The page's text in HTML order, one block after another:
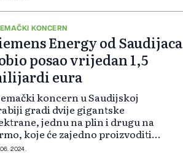
"Želimo učestvovati u
KONCERN
Energy od Saudijaca
posao vrijedan 1,5
eura
koncern u Saudijskoj
gradi dvije gigantske
jednu na plin i drugu na
koje će zajedno proizvoditi
četiri gigavata električne
2024.